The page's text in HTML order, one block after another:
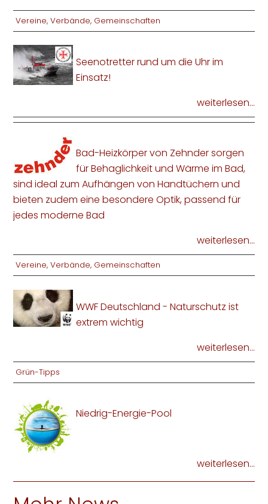
Vereine, Verbände, Gemeinschaften
Seenotretter rund um die Uhr im
Einsatz!
weiterlesen...
Bad-Heizkörper von Zehnder sorgen
für Behaglichkeit und Wärme im Bad,
sind ideal zum Aufhängen von Handtüchern und
bieten zudem eine besondere Optik, passend für
jedes moderne Bad
weiterlesen...
Vereine, Verbände, Gemeinschaften
WWF Deutschland - Naturschutz ist
extrem wichtig
weiterlesen...
Grün-Tipps
Niedrig-Energie-Pool
weiterlesen...